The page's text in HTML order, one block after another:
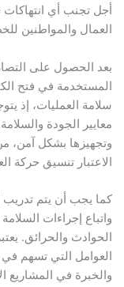
أي انتهاكات قد
والمواطنين للخطر.
على التصاريح،
في فتح الكور.
العمليات، إذ يتوجب
الجودة والسلامة.
بشكل آمن، من
تنسيق حركة
أن يتم تدريب
إجراءات السلامة
والحرائق. يعتبر
التي تسهم في تحسين
في المشاريع